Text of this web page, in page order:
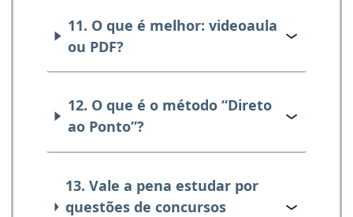
11. O que é melhor: videoaula
ou PDF?
12. O que é o método “Direto
ao Ponto”?
13. Vale a pena estudar por
questões de concursos